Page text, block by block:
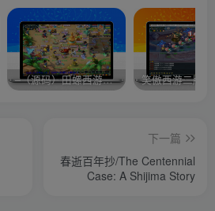
–（源码）田螺西游9.0 假人摆摊18门派飞升渡劫化圣助战最新BB谛听…. 笑傲西游二版-
下一篇
春逝百年抄/The Centennial
Case: A Shijima Story